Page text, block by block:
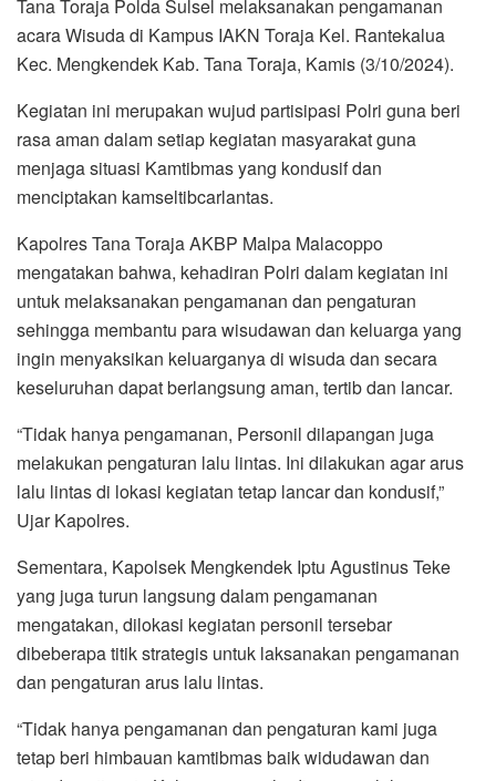
Tana Toraja Polda Sulsel melaksanakan pengamanan
acara Wisuda di Kampus IAKN Toraja Kel. Rantekalua
Kec. Mengkendek Kab. Tana Toraja, Kamis (3/10/2024).
Kegiatan ini merupakan wujud partisipasi Polri guna beri
rasa aman dalam setiap kegiatan masyarakat guna
menjaga situasi Kamtibmas yang kondusif dan
menciptakan kamseltibcarlantas.
Kapolres Tana Toraja AKBP Malpa Malacoppo
mengatakan bahwa, kehadiran Polri dalam kegiatan ini
untuk melaksanakan pengamanan dan pengaturan
sehingga membantu para wisudawan dan keluarga yang
ingin menyaksikan keluarganya di wisuda dan secara
keseluruhan dapat berlangsung aman, tertib dan lancar.
“Tidak hanya pengamanan, Personil dilapangan juga
melakukan pengaturan lalu lintas. Ini dilakukan agar arus
lalu lintas di lokasi kegiatan tetap lancar dan kondusif,”
Ujar Kapolres.
Sementara, Kapolsek Mengkendek Iptu Agustinus Teke
yang juga turun langsung dalam pengamanan
mengatakan, dilokasi kegiatan personil tersebar
dibeberapa titik strategis untuk laksanakan pengamanan
dan pengaturan arus lalu lintas.
“Tidak hanya pengamanan dan pengaturan kami juga
tetap beri himbauan kamtibmas baik widudawan dan